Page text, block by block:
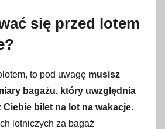
się przed lotem
to pod uwagę musisz
bagażu, który uwzględnia
bilet na lot na wakacje.
lotniczych za bagaż